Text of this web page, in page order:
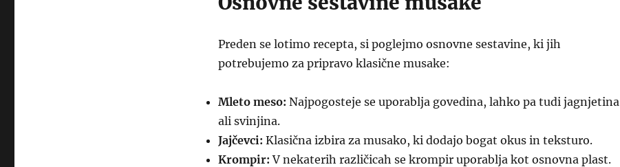
Preden se lotimo recepta, si poglejmo osnovne sestavine, ki jih
potrebujemo za pripravo klasične musake:
Mleto meso: Najpogosteje se uporablja govedina, lahko pa tudi jagnjetina
ali svinjina.
Jajčevci: Klasična izbira za musako, ki dodajo bogat okus in teksturo.
Krompir: V nekaterih različicah se krompir uporablja kot osnovna plast.